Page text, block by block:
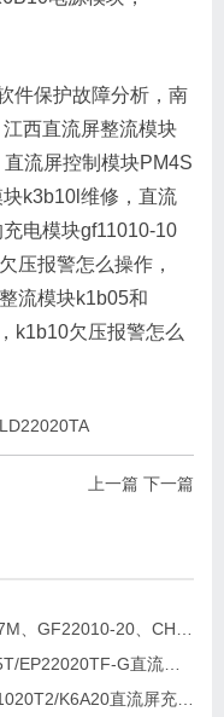
件保护故障分析，南
西直流屏整流模块
流屏控制模块PM4S
k3b10l维修，直流
电模块gf11010-10
压报警怎么操作，
流模块k1b05和
k1b10欠压报警怎么
上一篇 下一篇
2026年华科电源维修更换XLY-22007M、GF22010-20、CHR-22020直流屏充电模块
新疆，西藏，河北K3B05L/H110R05T/EP22020TF-G直流屏充电模块维修更换
新疆、广东、广西XLY-22007M/IR11020T2/K6A20直流屏充电模块维修更换